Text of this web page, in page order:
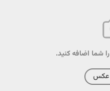
شما اضافه کنید.
عکس